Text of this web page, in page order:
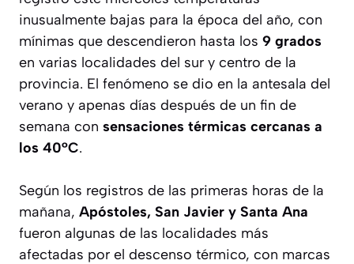
inusualmente bajas para la época del año, con
mínimas que descendieron hasta los 9 grados
en varias localidades del sur y centro de la
provincia. El fenómeno se dio en la antesala del
verano y apenas días después de un fin de
semana con sensaciones térmicas cercanas a
los 40°C.
Según los registros de las primeras horas de la
mañana, Apóstoles, San Javier y Santa Ana
fueron algunas de las localidades más
afectadas por el descenso térmico, con marcas